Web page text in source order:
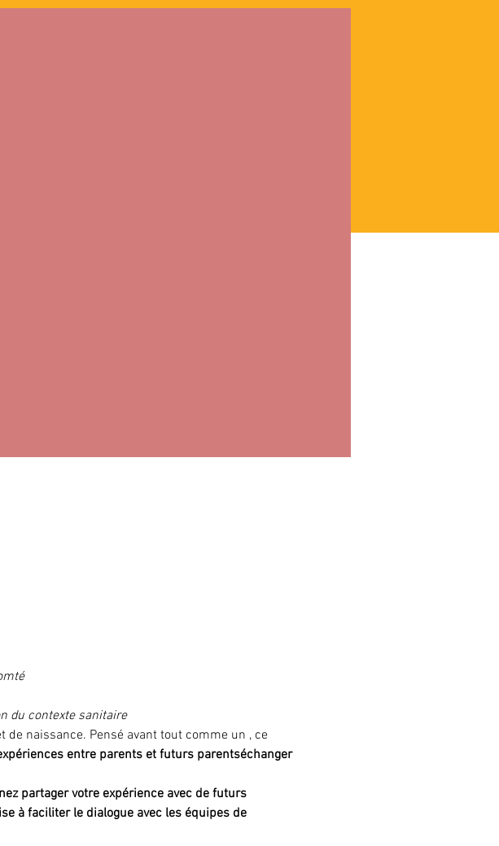
du contexte sanitaire
naissance. Pensé avant tout comme un , ce
​entre parents et futurs parentséchanger
partager votre expérience avec de futurs
à faciliter le dialogue avec les équipes de